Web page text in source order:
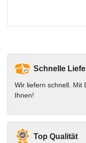
Schnelle
Wir liefern schnell. Mit
Ihnen!
Top Qualität